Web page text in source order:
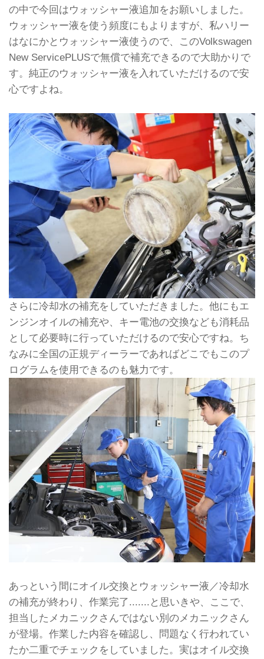
の中で今回はウォッシャー液追加をお願いしました。
ウォッシャー液を使う頻度にもよりますが、私ハリー
はなにかとウォッシャー液使うので、このVolkswagen
New ServicePLUSで無償で補充できるので大助かりで
す。純正のウォッシャー液を入れていただけるので安
心ですよね。
さらに冷却水の補充をしていただきました。他にもエ
ンジンオイルの補充や、キー電池の交換なども消耗品
として必要時に行っていただけるので安心ですね。ち
なみに全国の正規ディーラーであればどこでもこのプ
ログラムを使用できるのも魅力です。
あっという間にオイル交換とウォッシャー液／冷却水
の補充が終わり、作業完了.......と思いきや、ここで、
担当したメカニックさんではない別のメカニックさん
が登場。作業した内容を確認し、問題なく行われてい
たか二重でチェックをしていました。実はオイル交換